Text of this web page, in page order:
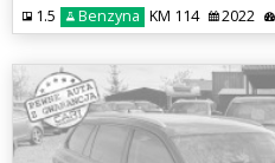
1.5 Benzyna KM 114 2022